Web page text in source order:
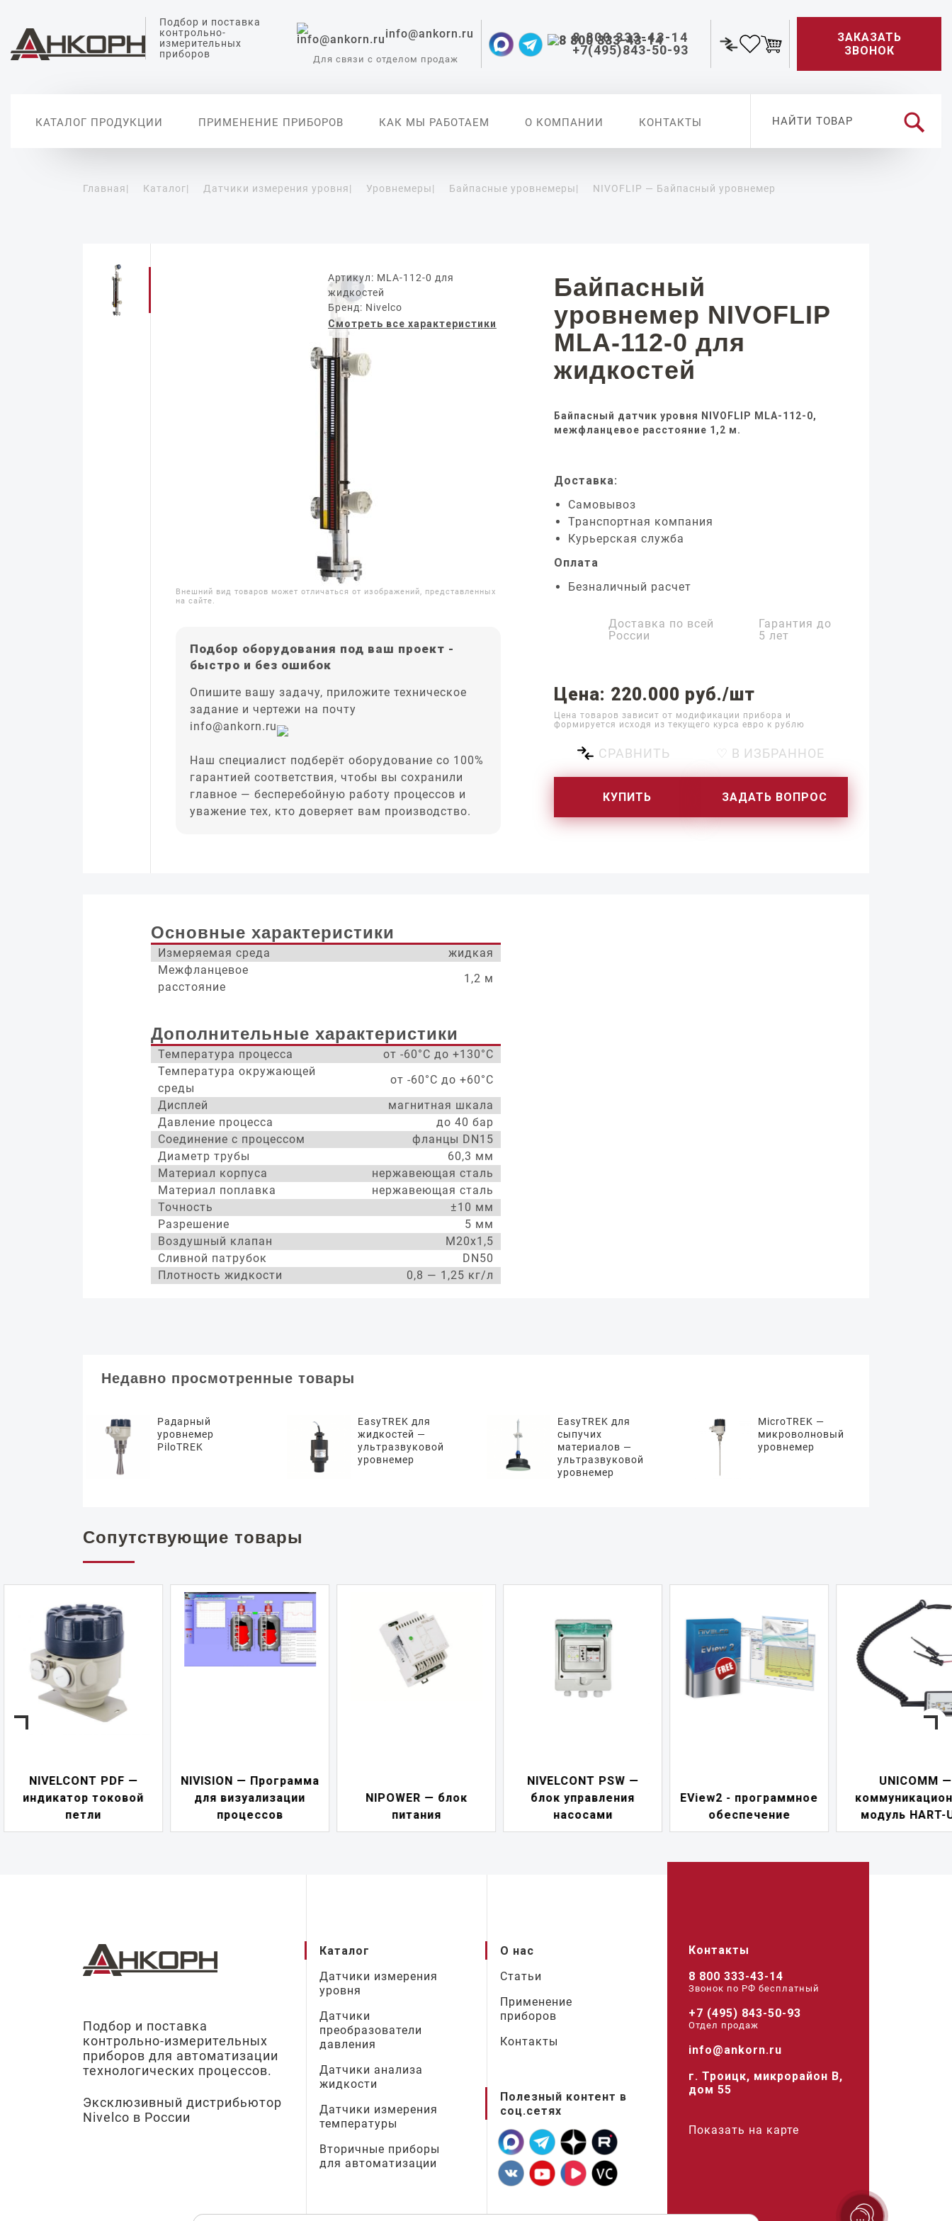
Подбор и поставка
контрольно-
измерительных
приборов
info@ankorn.ru
Для связи с отделом продаж
8 800 333-43-14
+7(495)843-50-93
ЗАКАЗАТЬ
ЗВОНОК
КАТАЛОГ ПРОДУКЦИИ ПРИМЕНЕНИЕ ПРИБОРОВ КАК МЫ РАБОТАЕМ О КОМПАНИИ КОНТАКТЫ
Главная| Каталог| Датчики измерения уровня| Уровнемеры| Байпасные уровнемеры| NIVOFLIP — Байпасный уровнемер
Артикул: MLA-112-0 для
жидкостей
Бренд: Nivelco
Смотреть все характеристики
Внешний вид товаров может отличаться от изображений, представленных
на сайте.
Подбор оборудования под ваш проект -
быстро и без ошибок
Опишите вашу задачу, приложите техническое
задание и чертежи на почту
info@ankorn.ru
Наш специалист подберёт оборудование со 100%
гарантией соответствия, чтобы вы сохранили
главное — бесперебойную работу процессов и
уважение тех, кто доверяет вам производство.
Байпасный
уровнемер NIVOFLIP
MLA-112-0 для
жидкостей
Байпасный датчик уровня NIVOFLIP MLA-112-0,
межфланцевое расстояние 1,2 м.
Доставка:
Самовывоз
Транспортная компания
Курьерская служба
Оплата
Безналичный расчет
Доставка по всей
России
Гарантия до
5 лет
Цена: 220.000 руб./шт
Цена товаров зависит от модификации прибора и
формируется исходя из текущего курса евро к рублю
СРАВНИТЬ ♡ В ИЗБРАННОЕ
КУПИТЬ ЗАДАТЬ ВОПРОС
Основные характеристики
Измеряемая среда
жидкая
Межфланцевое
расстояние
1,2 м
Дополнительные характеристики
Температура процесса
от -60°С до +130°С
Температура окружающей
среды
от -60°С до +60°С
Дисплей
магнитная шкала
Давление процесса
до 40 бар
Соединение с процессом
фланцы DN15
Диаметр трубы
60,3 мм
Материал корпуса
нержавеющая сталь
Материал поплавка
нержавеющая сталь
Точность
±10 мм
Разрешение
5 мм
Воздушный клапан
М20х1,5
Сливной патрубок
DN50
Плотность жидкости
0,8 — 1,25 кг/л
Недавно просмотренные товары
Радарный
уровнемер
PiloTREK
EasyTREK для
жидкостей —
ультразвуковой
уровнемер
EasyTREK для
сыпучих
материалов —
ультразвуковой
уровнемер
MicroTREK —
микроволновый
уровнемер
Сопутствующие товары
NIVELCONT PDF —
индикатор токовой
петли
NIVISION — Программа
для визуализации
процессов
NIPOWER — блок
питания
NIVELCONT PSW —
блок управления
насосами
EView2 - программное
обеспечение
UNICOMM —
модуль HART-
Подбор и поставка
контрольно-измерительных
приборов для автоматизации
технологических процессов.
Эксклюзивный дистрибьютор
Nivelco в России
Каталог
Датчики измерения
уровня
Датчики
преобразователи
давления
Датчики анализа
жидкости
Датчики измерения
температуры
Вторичные приборы
для автоматизации
О нас
Статьи
Применение
приборов
Контакты
Полезный контент в
соц.сетях
Контакты
8 800 333-43-14
Звонок по РФ беcплатный
+7 (495) 843-50-93
Отдел продаж
info@ankorn.ru
г. Троицк, микрорайон В,
дом 55
Показать на карте